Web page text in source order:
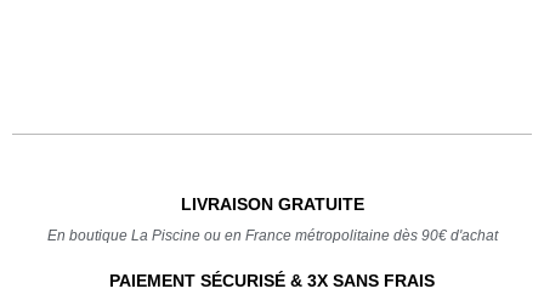
LIVRAISON GRATUITE
En boutique La Piscine ou en France métropolitaine dès 90€ d'achat
PAIEMENT SÉCURISÉ & 3X SANS FRAIS